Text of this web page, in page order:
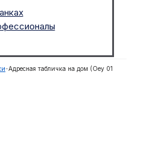
-Адресная табличка на дом (Oey 01